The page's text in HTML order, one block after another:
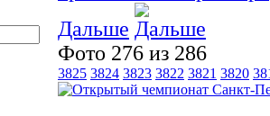
Дальше
Фото 276 из 286
3825 3824 3823 3822 3821 3820